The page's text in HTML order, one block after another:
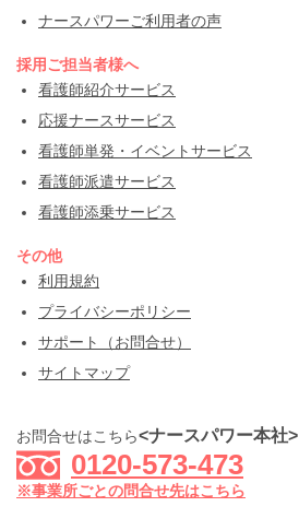
ナースパワーご利用者の声
採用ご担当者様へ
看護師紹介サービス
応援ナースサービス
看護師単発・イベントサービス
看護師派遣サービス
看護師添乗サービス
その他
利用規約
プライバシーポリシー
サポート（お問合せ）
サイトマップ
お問合せはこちら<ナースパワー本社>
0120-573-473
※事業所ごとの問合せ先はこちら